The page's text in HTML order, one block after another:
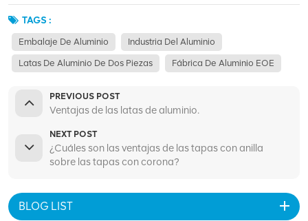
TAGS :
Embalaje De Aluminio Industria Del Aluminio
Latas De Aluminio De Dos Piezas Fábrica De Aluminio EOE
PREVIOUS POST
Ventajas de las latas de aluminio.
NEXT POST
¿Cuáles son las ventajas de las tapas con anilla
sobre las tapas con corona?
BLOG LIST